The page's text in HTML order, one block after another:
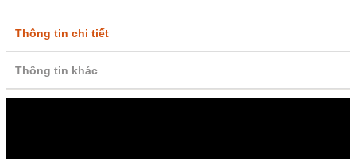
Thông tin chi tiết
Thông tin khác